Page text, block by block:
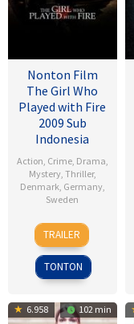
Nonton Film
The Girl Who
Played with Fire
2009 Sub
Indonesia
Action, Crime, Drama,
Mystery, Thriller,
Denmark, Germany,
Sweden
18
Sep
2009
Daniel
Alfredson
TRAILER
TONTON
6.958 102 min